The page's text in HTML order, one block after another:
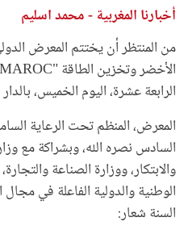
أخبارنا المغربية - محمد اسليم
من المنتظر أن يختتم المعرض
الرابعة عشرة، اليوم الخميس،
المعرض، المنظم تحت الرعاية
السادس نصره الله، وبشراكة مع
والابتكار، ووزارة الصناعة
الوطنية والدولية الفاعلة في
السنة شعار: